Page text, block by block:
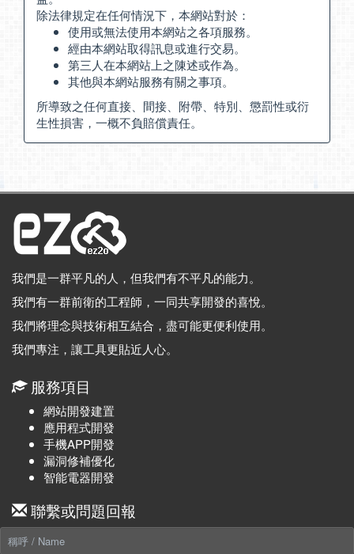
除法律規定在任何情況下，本網站對於：
使用或無法使用本網站之各項服務。
經由本網站取得訊息或進行交易。
第三人在本網站上之陳述或作為。
其他與本網站服務有關之事項。
所導致之任何直接、間接、附帶、特別、懲罰性或衍
生性損害，一概不負賠償責任。
我們是一群平凡的人，但我們有不平凡的能力。
我們有一群前衛的工程師，一同共享開發的喜悅。
我們將理念與技術相互結合，盡可能更便利使用。
我們專注，讓工具更貼近人心。
服務項目
網站開發建置
應用程式開發
手機APP開發
漏洞修補優化
智能電器開發
聯繫或問題回報